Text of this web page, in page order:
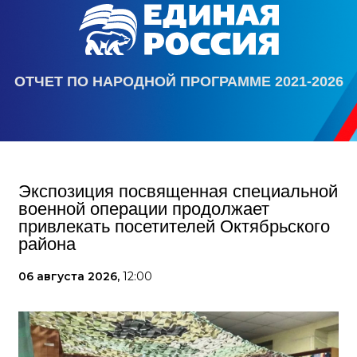
ОТЧЕТ ПО НАРОДНОЙ ПРОГРАММЕ 2021-2026
Экспозиция посвященная специальной
военной операции продолжает
привлекать посетителей Октябрьского
района
06 августа 2026, 12:00